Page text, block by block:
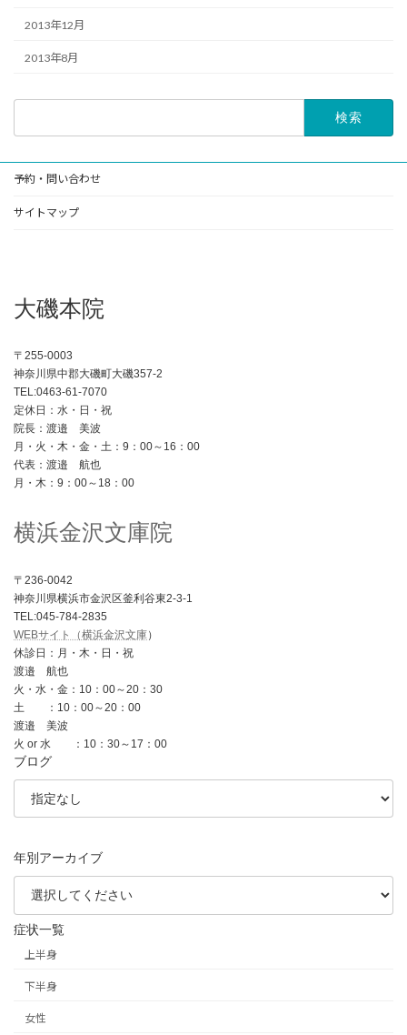
2013年12月
2013年8月
予約・問い合わせ
サイトマップ
大磯本院
〒255-0003
神奈川県中郡大磯町大磯357-2
TEL:0463-61-7070
定休日：水・日・祝
院長：渡邉 美波
月・火・木・金・土：9：00～16：00
代表：渡邉 航也
月・木：9：00～18：00
横浜金沢文庫院
〒236-0042
神奈川県横浜市金沢区釜利谷東2-3-1
TEL:045-784-2835
WEBサイト（横浜金沢文庫）
休診日：月・木・日・祝
渡邉 航也
火・水・金：10：00～20：30
土 ：10：00～20：00
渡邉 美波
火 or 水 ：10：30～17：00
ブログ
年別アーカイブ
症状一覧
上半身
下半身
女性